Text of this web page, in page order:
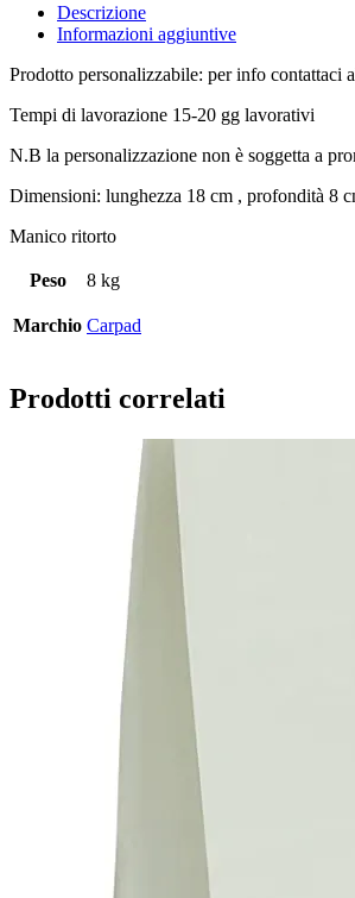
Descrizione
Informazioni aggiuntive
Prodotto personalizzabile: per info contattaci
Tempi di lavorazione 15-20 gg lavorativi
N.B la personalizzazione non è soggetta a
Dimensioni: lunghezza 18 cm , profondità 8
Manico ritorto
Peso 8 kg
Marchio Carpad
Prodotti correlati